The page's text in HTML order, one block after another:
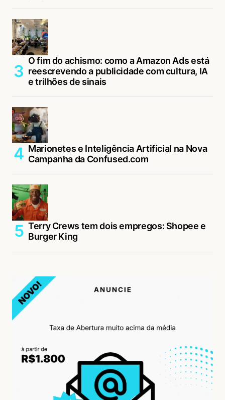
O fim do achismo: como a Amazon Ads está
reescrevendo a publicidade com cultura, IA
e trilhões de sinais
Marionetes e Inteligência Artificial na Nova
Campanha da Confused.com
Terry Crews tem dois empregos: Shopee e
Burger King